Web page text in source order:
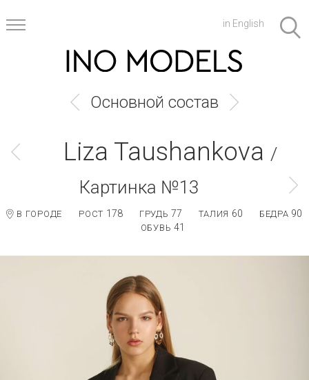
in English
Основной состав
Liza Taushankova /
Картинка №13
В ГОРОДЕ РОСТ 178 ГРУДЬ 77 ТАЛИЯ 60 БЕДРА 90
ОБУВЬ41